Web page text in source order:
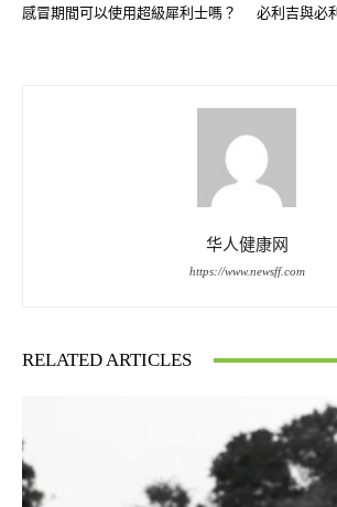
感冒期間可以使用超級犀利士嗎？
必利吉與必
华人健康网
https://www.newsff.com
RELATED ARTICLES